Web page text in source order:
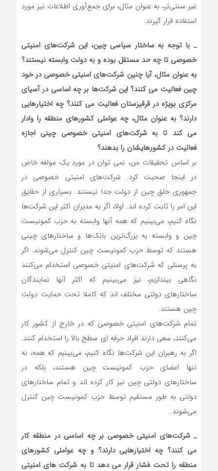
غیر سنتی‌تر، به عنوان مثال، برای جمع‌آوری اطلاعات نیز مورد
استفاده قرار گیرند.
_ با توجه به ساختار سیاسی چین، این شرکت‌های امنیتی
خصوصی تا چه حد مستقل بوده و به دولت وابسته نیستند؟
به عنوان مثال، آیا چنین شرکت‌های امنیتی خصوصی در خود
چین فعالیت می کنند؟ این شرکت‌ها بر چه اساسی در آسیای
مرکزی بویژه در قرقیزستان فعالیت می کنند؟ چه اختیارهایی
دارند؟ به عنوان مثال، چه عواملی کشورهای منطقه را وادار
می کند تا به شرکت‌های امنیتی خصوصی چینی اجازه
فعالیت در کشورهایشان را بدهند؟
بر اساس تحقیقات من، نمی توان در مورد یک مولفه خاص
در اینجا صحبت کرد. شرکت‌های امنیتی خصوصی در
جمهوری خلق چین از دولت جدا نیستند. بسیاری از حقایق
این امر را ثابت کرده اند. اولا، اگر به مدیران اکثر این شرکت‌ها
نگاه کنیم، می‌بینیم که همه آنها وابسته به حزب کمونیست
چین و وابسته به بزرگ‌ترین بانک‌ها و ساختارهای چینی
هستند که توسط حزب کمونیست چین کنترل می‌شوند. اگر
به پرسنلی که شرکت‌های امنیتی خصوصی استخدام می‌کنند
نگاهی بیندازیم، نیز می‌بینیم که اکثر آنها نمایندگان
ساختارهای دولتی مختلف اند که کاملا تحت حمایت دولت
چین هستند.
تمام شرکت‌های امنیتی خصوصی که در خارج از کشور کار
می‌کنند، سعی دارند افراد حرفه ای سطح بالا را استخدام کنند.
اگر به رهبران این شرکت‌ها نگاه کنیم، می‌بینیم که همه، نه
تنها اعضای حزب کمونیست چین هستند، بلکه در
ساختارهای دولتی چین نیز کار کرده اند و تمام ساختارهای
دولتی به طور مستقیم توسط حزب کمونیست چین کنترل
می‌شوند.
_شرکت‌های امنیتی خصوصی بر چه اساسی در منطقه کار
می کنند؟ چه اختیارهایی دارند؟ و چه عواملی کشورهای
منطقه را تحت فشار قرار می دهد تا به شرکت های امنیتی